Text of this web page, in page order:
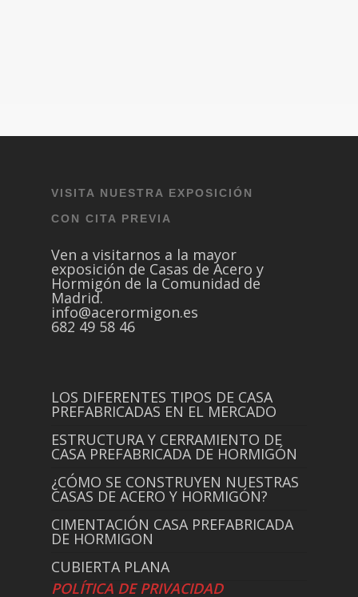
VISITA NUESTRA EXPOSICIÓN
CON CITA PREVIA
Ven a visitarnos a la mayor
exposición de Casas de Acero y
Hormigón de la Comunidad de
Madrid.
info@acerormigon.es
682 49 58 46
LOS DIFERENTES TIPOS DE CASA
PREFABRICADAS EN EL MERCADO
ESTRUCTURA Y CERRAMIENTO DE
CASA PREFABRICADA DE HORMIGÓN
¿CÓMO SE CONSTRUYEN NUESTRAS
CASAS DE ACERO Y HORMIGÓN?
CIMENTACIÓN CASA PREFABRICADA
DE HORMIGON
CUBIERTA PLANA
POLÍTICA DE PRIVACIDAD